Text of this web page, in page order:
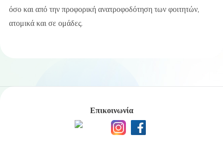
όσο και από την προφορική ανατροφοδότηση των φοιτητών,
ατομικά και σε ομάδες.
Επικοινωνία